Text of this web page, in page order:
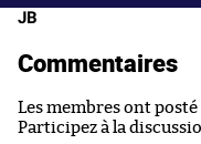
JB
Commentaires
Les membres ont
Participez à la